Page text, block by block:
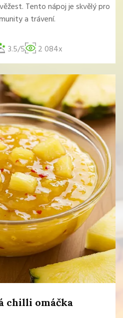
Tento nápoj je skvělý pro
a trávení.
3.5/5 2 084x
chilli omáčka